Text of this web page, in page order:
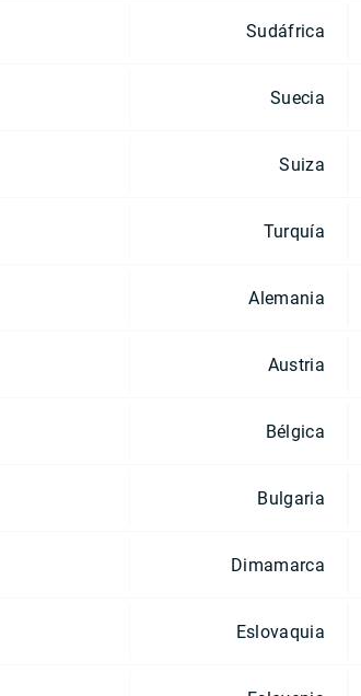
Sudáfrica
Suecia
Suiza
Turquía
Alemania
Austria
Bélgica
Bulgaria
Dimamarca
Eslovaquia